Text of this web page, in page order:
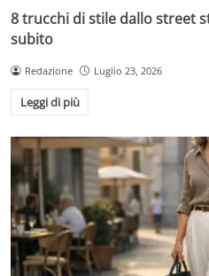
8 trucchi di stile dallo street
subito
Redazione Luglio 23, 2026
Leggi di più